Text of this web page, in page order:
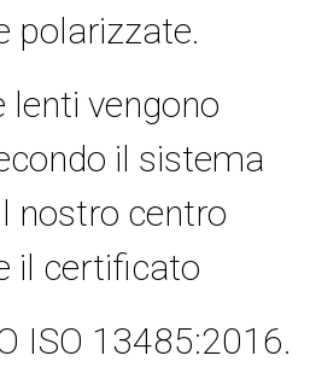
polarizzate.
lenti vengono
il sistema
nostro centro
il certificato
ISO 13485:2016.